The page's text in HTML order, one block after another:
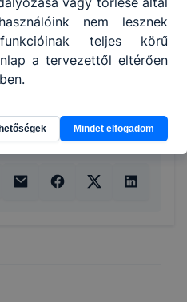
nem lesznek
teljes körű
a tervezettől eltérően
Mindet elfogadom